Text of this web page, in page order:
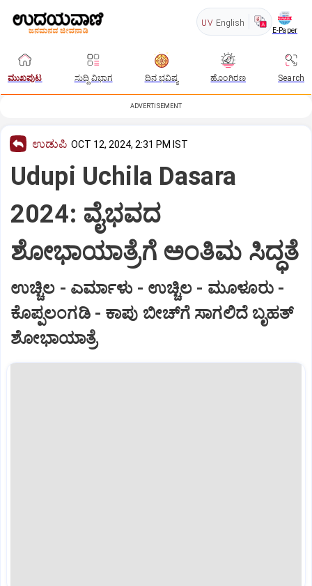
UV English
E-Paper
ಮುಖಪುಟ ಸುದ್ದಿ ವಿಭಾಗ ದಿನ ಭವಿಷ್ಯ ಹೊಂಗಿರಣ Search
ADVERTISEMENT
ಉಡುಪಿ OCT 12, 2024, 2:31 PM IST
Udupi Uchila Dasara
2024: ವೈಭವದ
ಶೋಭಾಯಾತ್ರೆಗೆ ಅಂತಿಮ ಸಿದ್ಧತೆ
ಉಚ್ಚಿಲ - ಎರ್ಮಾಳು - ಉಚ್ಚಿಲ - ಮೂಳೂರು -
ಕೊಪ್ಪಲಂಗಡಿ - ಕಾಪು ಬೀಚ್‌ಗೆ ಸಾಗಲಿದೆ ಬೃಹತ್
ಶೋಭಾಯಾತ್ರೆ